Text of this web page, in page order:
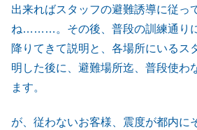
出来ればスタッフの避難誘導に従っ
ね………。その後、普段の訓練通り
降りてきて説明と、各場所にいるス
明した後に、避難場所迄、普段使わ
ます。
が、従わないお客様、震度が都内に